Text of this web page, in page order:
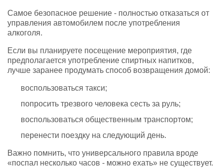
Самое безопасное решение - полностью отказаться от
управления автомобилем после употребления
алкоголя.
Если вы планируете посещение мероприятия, где
предполагается употребление спиртных напитков,
лучше заранее продумать способ возвращения домой:
воспользоваться такси;
попросить трезвого человека сесть за руль;
воспользоваться общественным транспортом;
перенести поездку на следующий день.
Важно помнить, что универсального правила вроде
«поспал несколько часов - можно ехать» не существует.